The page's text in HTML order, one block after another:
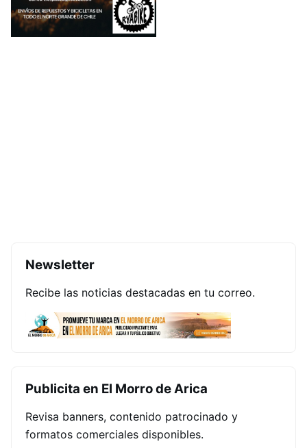
Newsletter
Recibe las noticias destacadas en tu correo.
Publicita en El Morro de Arica
Revisa banners, contenido patrocinado y
formatos comerciales disponibles.